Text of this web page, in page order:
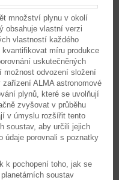
množství plynu v okolí
obsahuje vlastní verzi
vlastností každého
míru produkce
uskutečněných
možnost odvození složení
ALMA astronomové
plynů, které se uvolňují
zvyšovat v průběhu
v úmyslu rozšířit tento
soustav, aby určili jejich
údaje porovnali s poznatky
k pochopení toho, jak se
soustav